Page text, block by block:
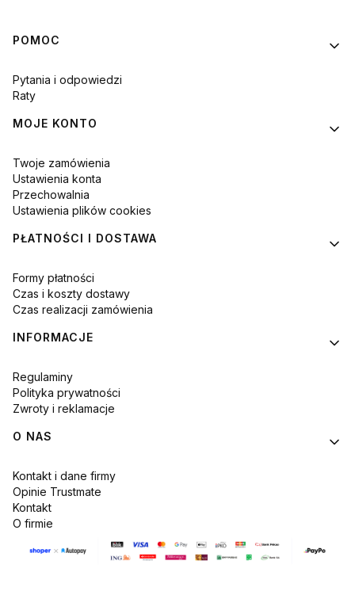
Linki w stopce
POMOC
Pytania i odpowiedzi
Raty
MOJE KONTO
Twoje zamówienia
Ustawienia konta
Przechowalnia
Ustawienia plików cookies
PŁATNOŚCI I DOSTAWA
Formy płatności
Czas i koszty dostawy
Czas realizacji zamówienia
INFORMACJE
Regulaminy
Polityka prywatności
Zwroty i reklamacje
O NAS
Kontakt i dane firmy
Opinie Trustmate
Kontakt
O firmie